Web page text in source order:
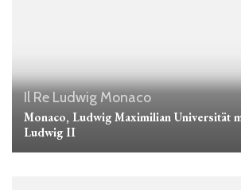
Il Re Ludwig Monaco
Monaco, Ludwig Maximilian Universität
Ludwig II